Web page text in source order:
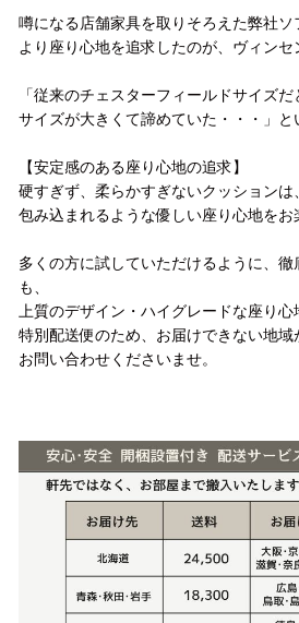
噂になる店舗家具を取りそろえた弊社ソ
より座り心地を追求したのが、ヴィンセ
「従来のチェスターフィールドサイズだ
サイズが大きくて諦めていた・・・」と
【安定感のある座り心地の追求】
硬すぎず、柔らかすぎないクッションは
包み込まれるような優しい座り心地をお
多くの方に試していただけるように、
も、
上質のデザイン・ハイグレードな座り心
特別配送便のため、お届けできない地
お問い合わせくださいませ。